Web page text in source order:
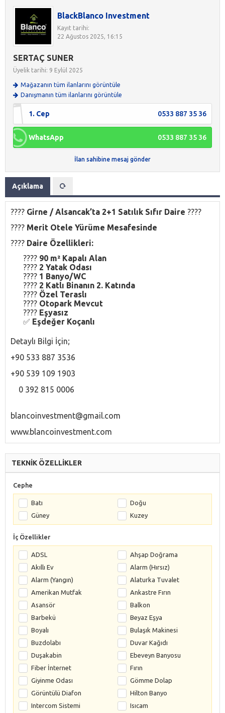
BlackBlanco Investment
Kayıt tarihi:
22 Ağustos 2025, 16:15
SERTAÇ SUNER
Üyelik tarihi: 9 Eylül 2025
Mağazanın tüm ilanlarını görüntüle
Danışmanın tüm ilanlarını görüntüle
1. Cep 0533 887 35 36
WhatsApp 0533 887 35 36
İlan sahibine mesaj gönder
Açıklama
???? Girne / Alsancak’ta 2+1 Satılık Sıfır Daire ????
???? Merit Otele Yürüme Mesafesinde
???? Daire Özellikleri:
???? 90 m² Kapalı Alan
????️ 2 Yatak Odası
???? 1 Banyo/WC
???? 2 Katlı Binanın 2. Katında
???? Özel Teraslı
???? Otopark Mevcut
???? Eşyasız
✅ Eşdeğer Koçanlı
Detaylı Bilgi İçin;
+90 533 887 3536
+90 539 109 1903
0 392 815 0006
blancoinvestment@gmail.com
www.blancoinvestment.com
TEKNİK ÖZELLİKLER
Cephe
Batı
Doğu
Güney
Kuzey
İç Özellikler
ADSL
Ahşap Doğrama
Akıllı Ev
Alarm (Hırsız)
Alarm (Yangın)
Alaturka Tuvalet
Amerikan Mutfak
Ankastre Fırın
Asansör
Balkon
Barbekü
Beyaz Eşya
Boyalı
Bulaşık Makinesi
Buzdolabı
Duvar Kağıdı
Duşakabin
Ebeveyn Banyosu
Fiber İnternet
Fırın
Giyinme Odası
Gömme Dolap
Görüntülü Diafon
Hilton Banyo
Intercom Sistemi
Isıcam